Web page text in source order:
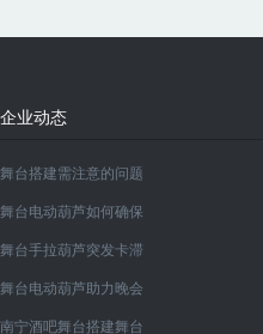
企业动态
舞台搭建需注意的问题
舞台电动葫芦如何确保
舞台手拉葫芦突发卡滞
舞台电动葫芦助力晚会
南宁酒吧舞台搭建舞台